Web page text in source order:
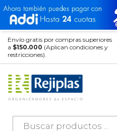
Envío gratis por compras superiores
a $150.000 (Aplican condiciones y
restricciones).
Búsqueda